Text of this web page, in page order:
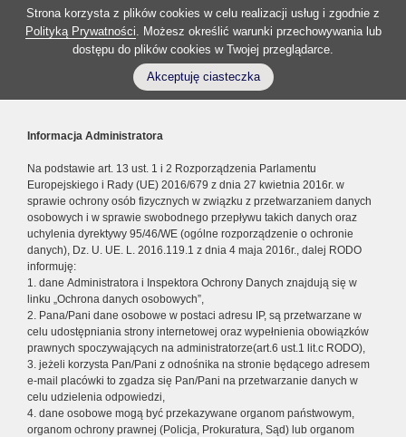
Strona korzysta z plików cookies w celu realizacji usług i zgodnie z
Polityką Prywatności. Możesz określić warunki przechowywania lub
dostępu do plików cookies w Twojej przeglądarce.
Akceptuję ciasteczka
Informacja Administratora
Na podstawie art. 13 ust. 1 i 2 Rozporządzenia Parlamentu
Europejskiego i Rady (UE) 2016/679 z dnia 27 kwietnia 2016r. w
sprawie ochrony osób fizycznych w związku z przetwarzaniem danych
osobowych i w sprawie swobodnego przepływu takich danych oraz
uchylenia dyrektywy 95/46/WE (ogólne rozporządzenie o ochronie
danych), Dz. U. UE. L. 2016.119.1 z dnia 4 maja 2016r., dalej RODO
informuję:
1. dane Administratora i Inspektora Ochrony Danych znajdują się w
linku „Ochrona danych osobowych”,
2. Pana/Pani dane osobowe w postaci adresu IP, są przetwarzane w
celu udostępniania strony internetowej oraz wypełnienia obowiązków
prawnych spoczywających na administratorze(art.6 ust.1 lit.c RODO),
3. jeżeli korzysta Pan/Pani z odnośnika na stronie będącego adresem
e-mail placówki to zgadza się Pan/Pani na przetwarzanie danych w
celu udzielenia odpowiedzi,
4. dane osobowe mogą być przekazywane organom państwowym,
organom ochrony prawnej (Policja, Prokuratura, Sąd) lub organom